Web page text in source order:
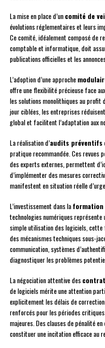
La mise en place d’uncomité de
évolutions réglementaires et leurs
Ce comité, idéalement composé de
comptable et informatique, doit
publications officielles et les
L’adoption d’une approche
offre une flexibilité précieuse face
les solutions monolithiques au
jour ciblées, les entreprises
global et facilitent l’adaptation aux
La réalisation d’audits préventifs
pratique recommandée. Ces revues
des experts externes, permettent
d’implémenter des mesures
manifestent en situation réelle
L’investissement dans laformation
technologies numériques
simple utilisation des logiciels,
des mécanismes techniques sous-
communication, systèmes
diagnostiquer les problèmes
La négociation attentive des
de logiciels mérite une attention
explicitement les délais de
renforcés pour les périodes
majeures. Des clauses de pénalité
constituer une incitation efficace au